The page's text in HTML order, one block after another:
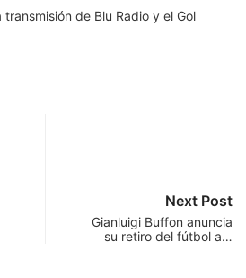
de Blu Radio y el Gol
Next Post
Gianluigi Buffon anuncia
su retiro del fútbol a…